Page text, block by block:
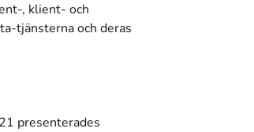
, klient- och
tjänsterna och deras
presenterades